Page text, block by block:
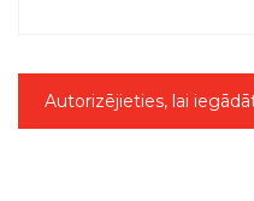
Autorizējieties, lai